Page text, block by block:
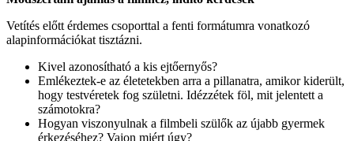
Vetítés előtt érdemes csoporttal a fenti formátumra vonatkozó
alapinformációkat tisztázni.
Kivel azonosítható a kis ejtőernyős?
Emlékeztek-e az életetekben arra a pillanatra, amikor kiderült,
hogy testvéretek fog születni. Idézzétek föl, mit jelentett a
számotokra?
Hogyan viszonyulnak a filmbeli szülők az újabb gyermek
érkezéséhez? Vajon miért úgy?